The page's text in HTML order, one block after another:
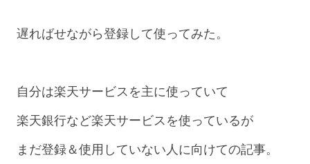
遅ればせながら登録して使ってみた。
自分は楽天サービスを主に使っていて
楽天銀行など楽天サービスを使っているが
まだ登録＆使用していない人に向けての記事。